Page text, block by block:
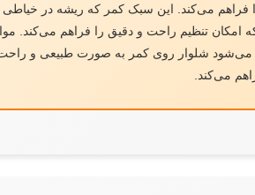
می‌کند. این سبک کمر که ریشه در خیاطی
تنظیم راحت و دقیق را فراهم می‌کند.
می‌شود شلوار روی کمر به صورت طبیعی و
می‌کند.